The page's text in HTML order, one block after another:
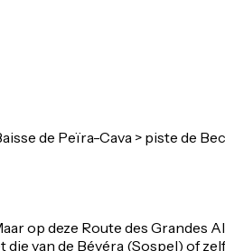
de Peïra-Cava > piste de
op deze Route des
van de Bévéra (Sospel) of